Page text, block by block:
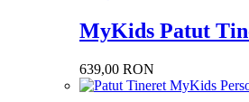
MyKids Patut
639,00 RON